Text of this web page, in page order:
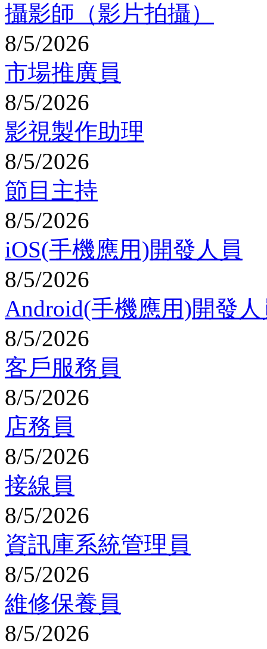
攝影師（影片拍攝）
8/5/2026
市場推廣員
8/5/2026
影視製作助理
8/5/2026
節目主持
8/5/2026
iOS(手機應用)開發人員
8/5/2026
Android(手機應用)開發人
8/5/2026
客戶服務員
8/5/2026
店務員
8/5/2026
接線員
8/5/2026
資訊庫系統管理員
8/5/2026
維修保養員
8/5/2026